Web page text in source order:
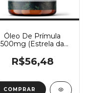
Óleo De Prímula
500mg (Estrela da
R$56,48